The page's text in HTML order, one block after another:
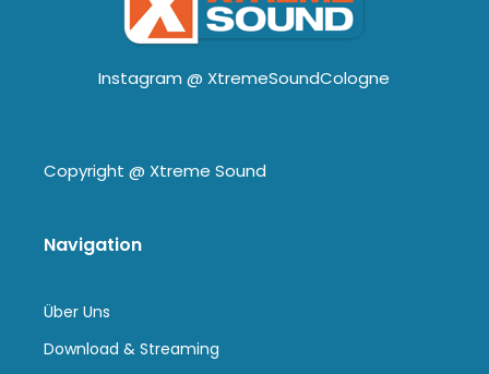
Instagram @ XtremeSoundCologne
Copyright @ Xtreme Sound
Navigation
Über Uns
Download & Streaming